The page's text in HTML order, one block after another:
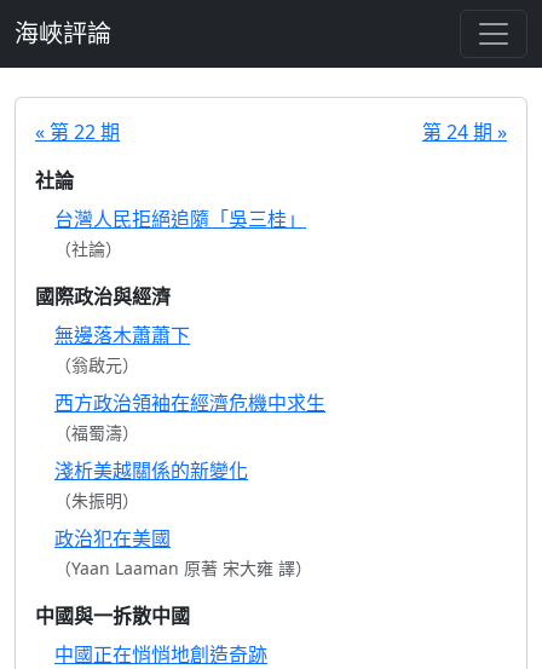
海峽評論
« 第 22 期
第 24 期 »
社論
台灣人民拒絕追隨「吳三桂」
（社論）
國際政治與經濟
無邊落木蕭蕭下
（翁啟元）
西方政治領袖在經濟危機中求生
（福蜀濤）
淺析美越關係的新變化
（朱振明）
政治犯在美國
（Yaan Laaman 原著 宋大雍 譯）
中國與一拆散中國
中國正在悄悄地創造奇跡